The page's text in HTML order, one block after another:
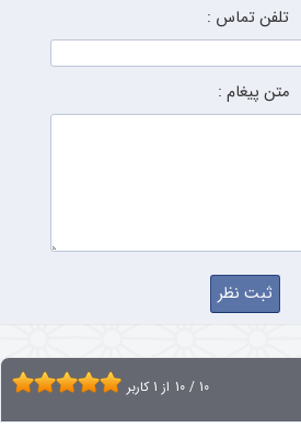
تلفن تماس :
متن پیغام :
10 / 10 از 1 کاربر